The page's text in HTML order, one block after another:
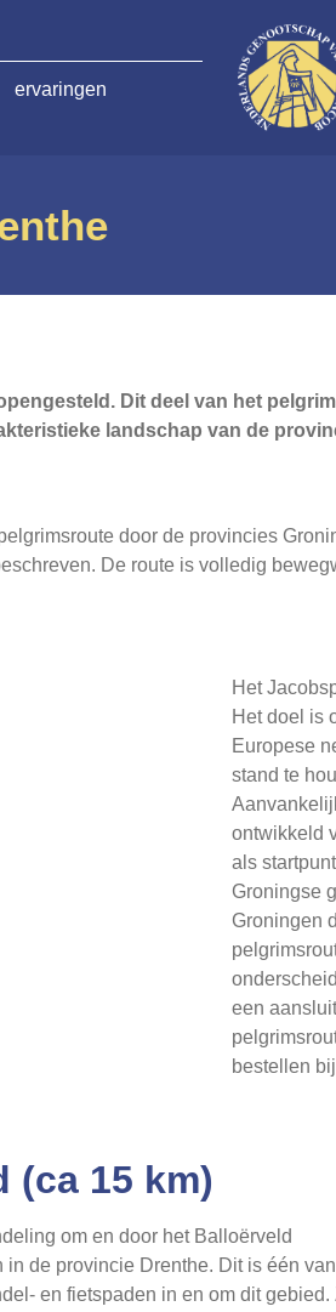
ervaringen
Dit deel van het
landschap van de
door de provincies
De route is volledig
Het
Het doel is
Europese
stand te
ontwikkeld
als
Groningse
Groningen
een
bestellen
(ca 15 km)
om en door het Balloërveld
de provincie Drenthe. Dit is één
en fietspaden in en om dit gebied.